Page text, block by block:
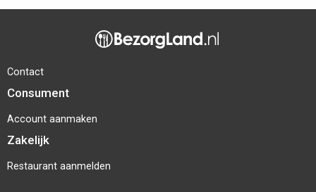
Contact
Consument
Account aanmaken
Zakelijk
Restaurant aanmelden